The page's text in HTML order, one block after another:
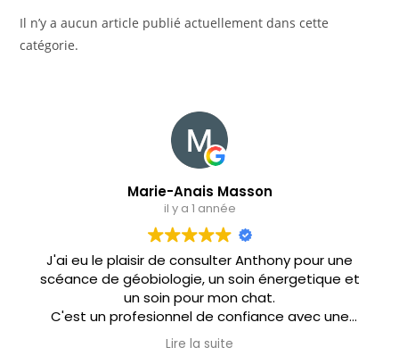
Il n’y a aucun article publié actuellement dans cette
catégorie.
Marie-Anais Masson
il y a 1 année
J'ai eu le plaisir de consulter Anthony pour une
scéance de géobiologie, un soin énergetique et
un soin pour mon chat.
C'est un profesionnel de confiance avec une
approche douce et respectueuse.
Il s'est montré très à l'écoute et a su
Lire la suite